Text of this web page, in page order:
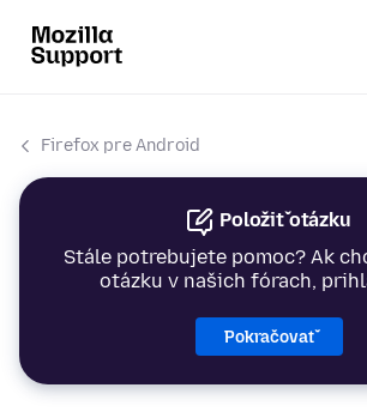
Firefox pre Android
Položiť otázku
Stále potrebujete pomoc? Ak
otázku v našich fórach,
Pokračovať